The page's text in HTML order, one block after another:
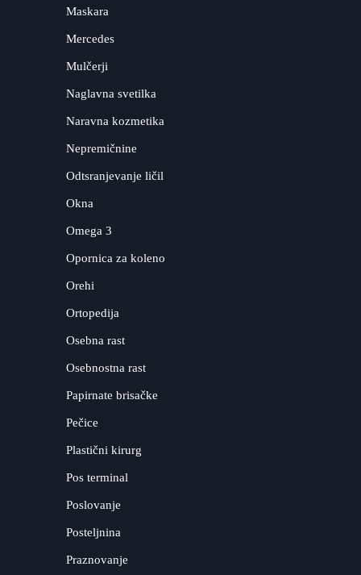
Maskara
Mercedes
Mulčerji
Naglavna svetilka
Naravna kozmetika
Nepremičnine
Odtsranjevanje ličil
Okna
Omega 3
Opornica za koleno
Orehi
Ortopedija
Osebna rast
Osebnostna rast
Papirnate brisačke
Pečice
Plastični kirurg
Pos terminal
Poslovanje
Posteljnina
Praznovanje